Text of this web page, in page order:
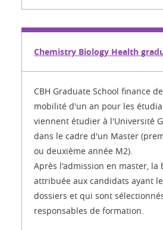
Chemistry Biology Health
CBH Graduate School finance
mobilité d'un an pour les
viennent étudier à l'Université
dans le cadre d'un Master
ou deuxième année M2).
Après l'admission en master, la
attribuée aux candidats ayant
dossiers et qui sont
responsables de formation.